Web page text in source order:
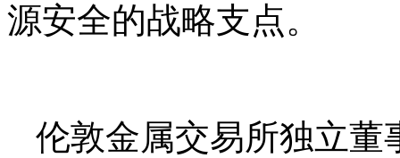
源安全的战略支点。
伦敦金属交易所独立董